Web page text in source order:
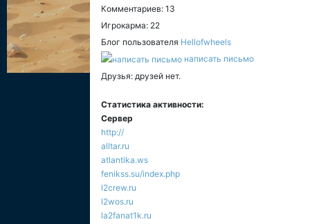
Комментариев: 13
Игрокарма: 22
Блог пользователя Hellofwheels
написать письмо
Друзья: друзей нет.
Статистика активности:
Сервер
http://
alltar.ru
atlantika.ws
fenikss.su/index.php
l2crew.ru
l2wos.ru
la2fanat1k.ru